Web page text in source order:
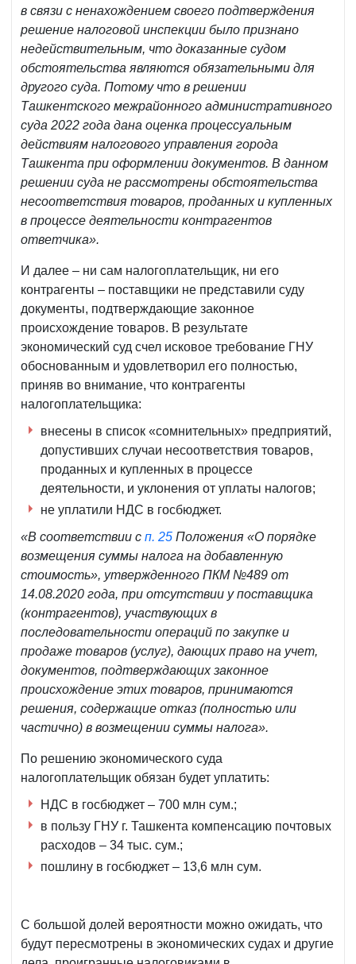
в связи с ненахождением своего подтверждения
решение налоговой инспекции было признано
недействительным, что доказанные судом
обстоятельства являются обязательными для
другого суда. Потому что в решении
Ташкентского межрайонного административного
суда 2022 года дана оценка процессуальным
действиям налогового управления города
Ташкента при оформлении документов. В данном
решении суда не рассмотрены обстоятельства
несоответствия товаров, проданных и купленных
в процессе деятельности контрагентов
ответчика».
И далее – ни сам налогоплательщик, ни его
контрагенты – поставщики не представили суду
документы, подтверждающие законное
происхождение товаров. В результате
экономический суд счел исковое требование ГНУ
обоснованным и удовлетворил его полностью,
приняв во внимание, что контрагенты
налогоплательщика:
внесены в список «сомнительных» предприятий,
допустивших случаи несоответствия товаров,
проданных и купленных в процессе
деятельности, и уклонения от уплаты налогов;
не уплатили НДС в госбюджет.
«В соответствии с п. 25 Положения «О порядке
возмещения суммы налога на добавленную
стоимость», утвержденного ПКМ №489 от
14.08.2020 года, при отсутствии у поставщика
(контрагентов), участвующих в
последовательности операций по закупке и
продаже товаров (услуг), дающих право на учет,
документов, подтверждающих законное
происхождение этих товаров, принимаются
решения, содержащие отказ (полностью или
частично) в возмещении суммы налога».
По решению экономического суда
налогоплательщик обязан будет уплатить:
НДС в госбюджет – 700 млн сум.;
в пользу ГНУ г. Ташкента компенсацию почтовых
расходов – 34 тыс. сум.;
пошлину в госбюджет – 13,6 млн сум.
С большой долей вероятности можно ожидать, что
будут пересмотрены в экономических судах и другие